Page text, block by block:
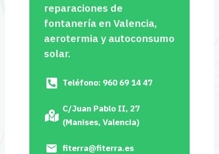
reparaciones de
fontanería en Valencia,
aerotermia y autoconsumo
solar.
Teléfono: 960 69 14 47
C/Juan Pablo II, 27
(Manises, Valencia)
fiterra@fiterra.es